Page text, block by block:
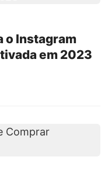
o Instagram
em 2023